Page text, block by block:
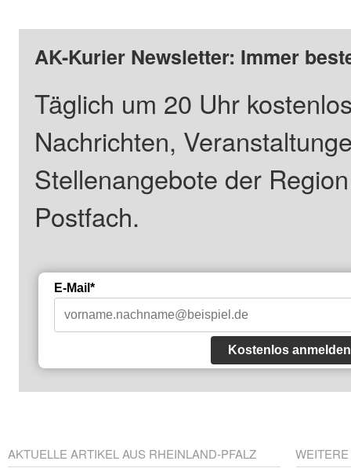
AK-Kurier Newsletter: Immer
Täglich um 20 Uhr
Nachrichten,
Stellenangebote der
Postfach.
E-Mail*
Kostenlos anmelden
AKTUELLE ARTIKEL AUS RHEINLAND-PFALZ